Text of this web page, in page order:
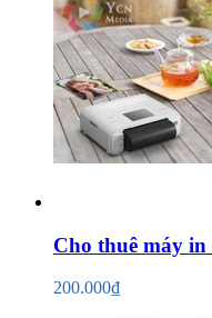
Cho thuê máy
200.000₫